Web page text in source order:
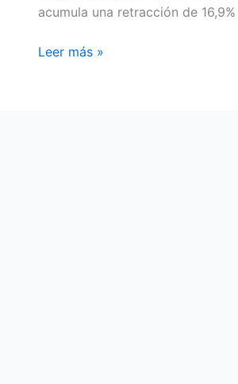
acumula una retracción de
Leer más »